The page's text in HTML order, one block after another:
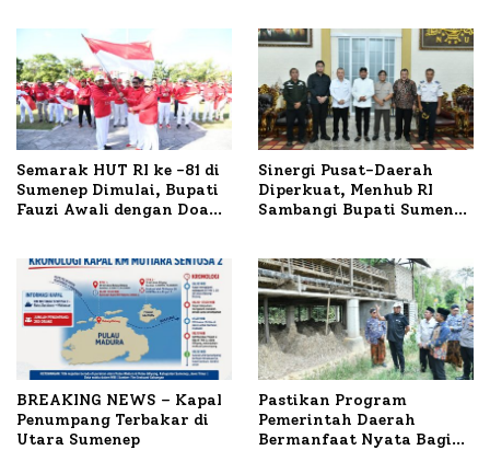
Semarak HUT RI ke -81 di
Sumenep Dimulai, Bupati
Fauzi Awali dengan Doa
Sinergi Pusat-Daerah
Diperkuat, Menhub RI
Sambangi Bupati Sumenep
BREAKING NEWS – Kapal
Penumpang Terbakar di
Utara Sumenep
Pastikan Program
Pemerintah Daerah
Bermanfaat Nyata Bagi